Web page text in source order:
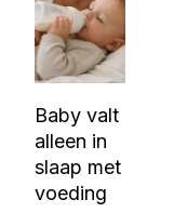
Baby valt
alleen in
slaap met
voeding